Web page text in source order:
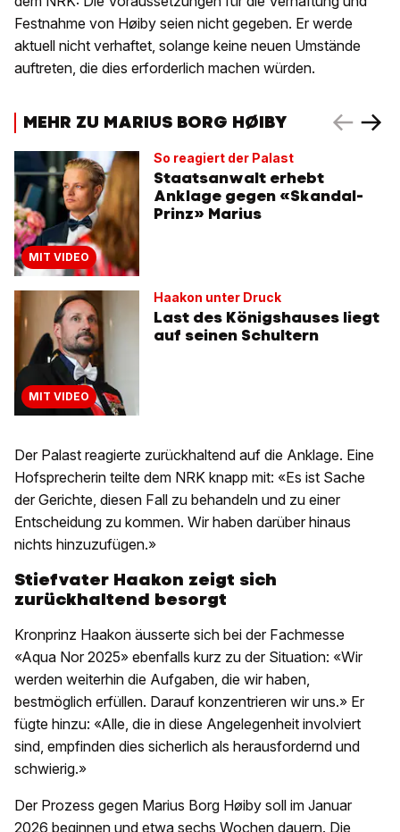
Festnahme von Høiby seien nicht gegeben. Er werde
aktuell nicht verhaftet, solange keine neuen Umstände
auftreten, die dies erforderlich machen würden.
MEHR ZU MARIUS BORG HØIBY
MIT VIDEO
So reagiert der Palast
Staatsanwalt erhebt
Anklage gegen «Skandal-
Prinz» Marius
MIT VIDEO
Haakon unter Druck
Last des Königshauses liegt
auf seinen Schultern
Der Palast reagierte zurückhaltend auf die Anklage. Eine
Hofsprecherin teilte dem NRK knapp mit: «Es ist Sache
der Gerichte, diesen Fall zu behandeln und zu einer
Entscheidung zu kommen. Wir haben darüber hinaus
nichts hinzuzufügen.»
Stiefvater Haakon zeigt sich
zurückhaltend besorgt
Kronprinz Haakon äusserte sich bei der Fachmesse
«Aqua Nor 2025» ebenfalls kurz zu der Situation: «Wir
werden weiterhin die Aufgaben, die wir haben,
bestmöglich erfüllen. Darauf konzentrieren wir uns.» Er
fügte hinzu: «Alle, die in diese Angelegenheit involviert
sind, empfinden dies sicherlich als herausfordernd und
schwierig.»
Der Prozess gegen Marius Borg Høiby soll im Januar
2026 beginnen und etwa sechs Wochen dauern. Die